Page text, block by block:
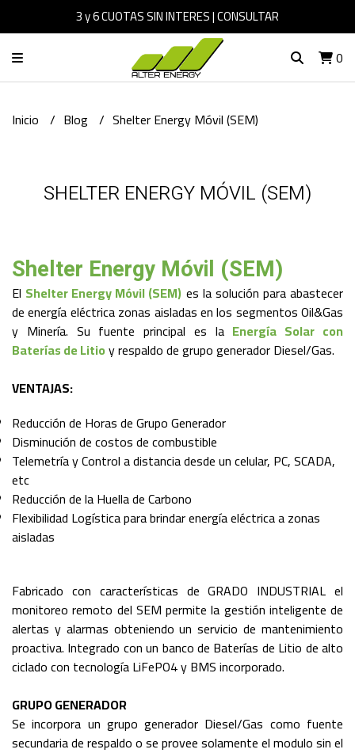
3 y 6 CUOTAS SIN INTERES | CONSULTAR
0
Inicio Blog Shelter Energy Móvil (SEM)
SHELTER ENERGY MÓVIL (SEM)
Shelter Energy Móvil (SEM)
El Shelter Energy Móvil (SEM) es la solución para abastecer
de energía eléctrica zonas aisladas en los segmentos Oil&Gas
y Minería. Su fuente principal es la Energía Solar con
Baterías de Litioy respaldo de grupo generador Diesel/Gas.
VENTAJAS:
Reducción de Horas de Grupo Generador
Disminución de costos de combustible
Telemetría y Control a distancia desde un celular, PC, SCADA,
etc
Reducción de la Huella de Carbono
Flexibilidad Logística para brindar energía eléctrica a zonas
aisladas
Fabricado con características de GRADO INDUSTRIAL el
monitoreo remoto del SEM permite la gestión inteligente de
alertas y alarmas obteniendo un servicio de mantenimiento
proactiva. Integrado con un banco de Baterías de Litio de alto
ciclado con tecnología LiFePO4 y BMS incorporado.
GRUPO GENERADOR
Se incorpora un grupo generador Diesel/Gas como fuente
secundaria de respaldo o se provee solamente el modulo sin el